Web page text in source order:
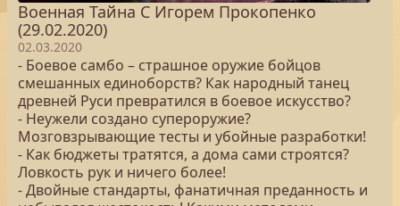
Военная Тайна С Игорем Прокопенко
(29.02.2020)
02.03.2020
- Боевое самбо – страшное оружие бойцов
смешанных единоборств? Как народный танец
древней Руси превратился в боевое искусство?
- Неужели создано супероружие?
Мозговзрывающие тесты и убойные разработки!
- Как бюджеты тратятся, а дома сами строятся?
Ловкость рук и ничего более!
- Двойные стандарты, фанатичная преданность и